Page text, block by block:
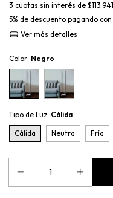
3 cuotas sin interés de
5% de descuento pagando
Ver más detalles
Color: Negro
Tipo de Luz: Cálida
Cálida Neutra Fría